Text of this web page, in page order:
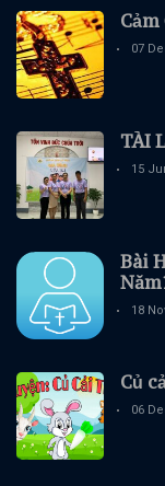
07
TÀI
15
Bài
18
Củ
06